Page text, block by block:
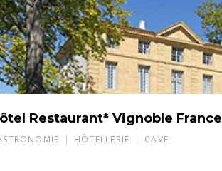
Restaurant* Vignoble France
HÔTELLERIE CAVE